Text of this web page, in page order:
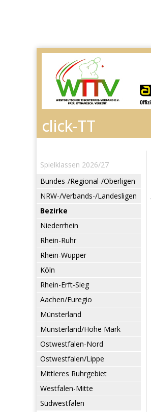
Spielklassen 2026/27
Bundes-/Regional-/Oberligen
NRW-/Verbands-/Landesligen
Bezirke
Niederrhein
Rhein-Ruhr
Rhein-Wupper
Köln
Rhein-Erft-Sieg
Aachen/Euregio
Münsterland
Münsterland/Hohe Mark
Ostwestfalen-Nord
Ostwestfalen/Lippe
Mittleres Ruhrgebiet
Westfalen-Mitte
Südwestfalen